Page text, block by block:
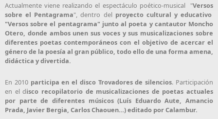
Actualmente viene realizando el espectáculo poético-musical "Versos
sobre el Pentagrama", dentro del proyecto cultural y educativo
"Versos sobre el pentagrama" junto al poeta y cantautor Moncho
Otero, donde ambos unen sus voces y sus musicalizaciones sobre
diferentes poetas contemporáneos con el objetivo de acercar el
género de la poesía al gran público, todo ello de una forma amena,
didáctica y divertida.
En 2010 participa en el disco Trovadores de silencios. Participación
en el disco recopilatorio de musicalizaciones de poetas actuales
por parte de diferentes músicos (Luís Eduardo Aute, Amancio
Prada, Javier Bergia, Carlos Chaouen…) editado por Calambur.